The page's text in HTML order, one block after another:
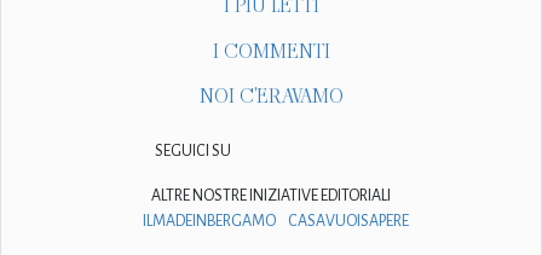
I COMMENTI
NOI C'ERAVAMO
SEGUICI SU
ALTRE NOSTRE INIZIATIVE EDITORIALI
ILMADEINBERGAMO
CASAVUOISAPERE